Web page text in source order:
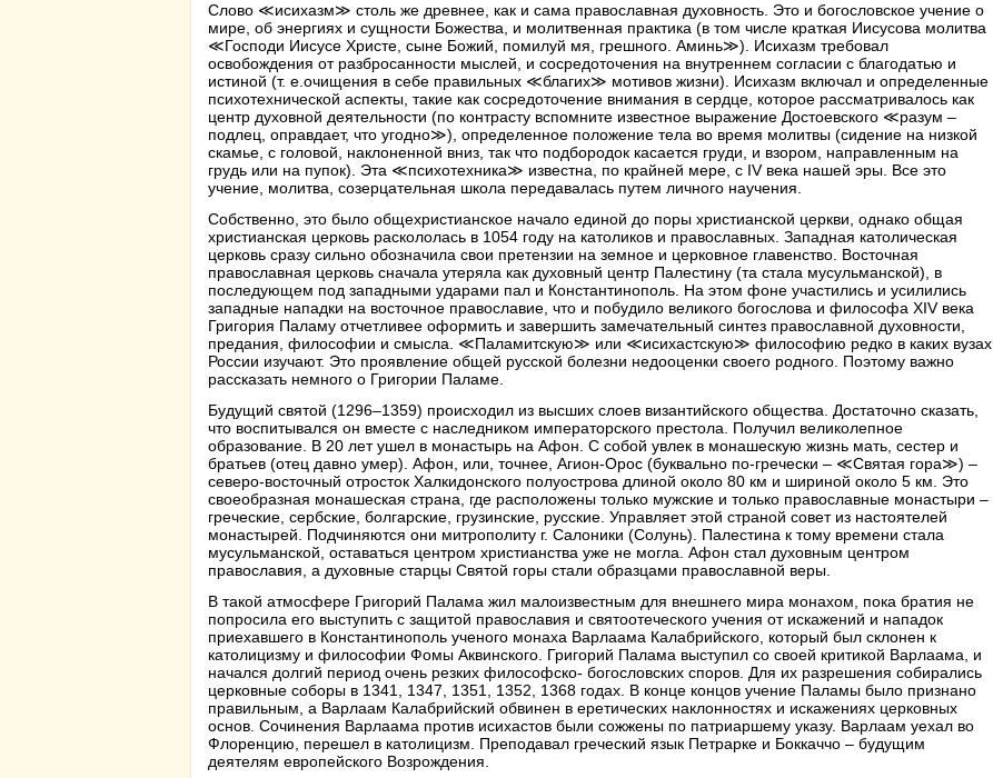
Слово ≪исихазм≫ столь же древнее, как и сама православная духовность. Это и богословское учение о
мире, об энергиях и сущности Божества, и молитвенная практика (в том числе краткая Иисусова молитва
≪Господи Иисусе Христе, сыне Божий, помилуй мя, грешного. Аминь≫). Исихазм требовал
освобождения от разбросанности мыслей, и сосредоточения на внутреннем согласии с благодатью и
истиной (т. е.очищения в себе правильных ≪благих≫ мотивов жизни). Исихазм включал и определенные
психотехнической аспекты, такие как сосредоточение внимания в сердце, которое рассматривалось как
центр духовной деятельности (по контрасту вспомните известное выражение Достоевского ≪разум –
подлец, оправдает, что угодно≫), определенное положение тела во время молитвы (сидение на низкой
скамье, с головой, наклоненной вниз, так что подбородок касается груди, и взором, направленным на
грудь или на пупок). Эта ≪психотехника≫ известна, по крайней мере, с IV века нашей эры. Все это
учение, молитва, созерцательная школа передавалась путем личного научения.
Собственно, это было общехристианское начало единой до поры христианской церкви, однако общая
христианская церковь раскололась в 1054 году на католиков и православных. Западная католическая
церковь сразу сильно обозначила свои претензии на земное и церковное главенство. Восточная
православная церковь сначала утеряла как духовный центр Палестину (та стала мусульманской), в
последующем под западными ударами пал и Константинополь. На этом фоне участились и усилились
западные нападки на восточное православие, что и побудило великого богослова и философа XIV века
Григория Паламу отчетливее оформить и завершить замечательный синтез православной духовности,
предания, философии и смысла. ≪Паламитскую≫ или ≪исихастскую≫ философию редко в каких вузах
России изучают. Это проявление общей русской болезни недооценки своего родного. Поэтому важно
рассказать немного о Григории Паламе.
Будущий святой (1296–1359) происходил из высших слоев византийского общества. Достаточно сказать,
что воспитывался он вместе с наследником императорского престола. Получил великолепное
образование. В 20 лет ушел в монастырь на Афон. С собой увлек в монашескую жизнь мать, сестер и
братьев (отец давно умер). Афон, или, точнее, Агион-Орос (буквально по-гречески – ≪Святая гора≫) –
северо-восточный отросток Халкидонского полуострова длиной около 80 км и шириной около 5 км. Это
своеобразная монашеская страна, где расположены только мужские и только православные монастыри –
греческие, сербские, болгарские, грузинские, русские. Управляет этой страной совет из настоятелей
монастырей. Подчиняются они митрополиту г. Салоники (Солунь). Палестина к тому времени стала
мусульманской, оставаться центром христианства уже не могла. Афон стал духовным центром
православия, а духовные старцы Святой горы стали образцами православной веры.
В такой атмосфере Григорий Палама жил малоизвестным для внешнего мира монахом, пока братия не
попросила его выступить с защитой православия и святоотеческого учения от искажений и нападок
приехавшего в Константинополь ученого монаха Варлаама Калабрийского, который был склонен к
католицизму и философии Фомы Аквинского. Григорий Палама выступил со своей критикой Варлаама, и
начался долгий период очень резких философско- богословских споров. Для их разрешения собирались
церковные соборы в 1341, 1347, 1351, 1352, 1368 годах. В конце концов учение Паламы было признано
правильным, а Варлаам Калабрийский обвинен в еретических наклонностях и искажениях церковных
основ. Сочинения Варлаама против исихастов были сожжены по патриаршему указу. Варлаам уехал во
Флоренцию, перешел в католицизм. Преподавал греческий язык Петрарке и Боккаччо – будущим
деятелям европейского Возрождения.